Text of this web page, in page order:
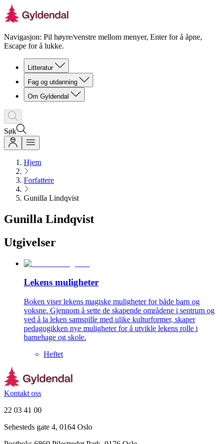
Navigasjon: Pil høyre/venstre mellom menyer, Enter for å åpne,
Escape for å lukke.
Litteratur
Fag og utdanning
Om Gyldendal
Søk
Hjem
Forfattere
Gunilla Lindqvist
Gunilla Lindqvist
Utgivelser
Lekens muligheter
Boken viser lekens magiske muligheter for både barn og
voksne. Gjennom å sette de skapende områdene i sentrum og
ved å la leken samspille med ulike kulturformer, skaper
pedagogikken nye muligheter for å utvikle lekens rolle i
barnehage og skole.
Heftet
Kontakt oss
22 03 41 00
Sehesteds gate 4, 0164 Oslo